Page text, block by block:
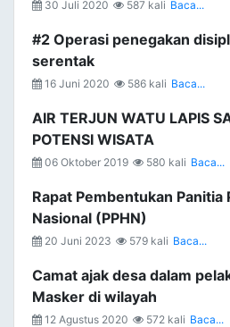
30 Juli 2020 587 kali Baca...
#2 Operasi penegakan
serentak
16 Juni 2020 586 kali Baca...
AIR TERJUN WATU LAPIS
POTENSI WISATA
06 Oktober 2019 580 kali Baca...
Rapat Pembentukan Panitia
Nasional (PPHN)
20 Juni 2023 579 kali Baca...
Camat ajak desa dalam
Masker di wilayah
12 Agustus 2020 572 kali Baca...